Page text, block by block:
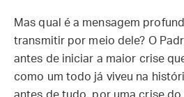
Mas qual é a mensagem
transmitir por meio dele? O
antes de iniciar a maior crise
como um todo já viveu na